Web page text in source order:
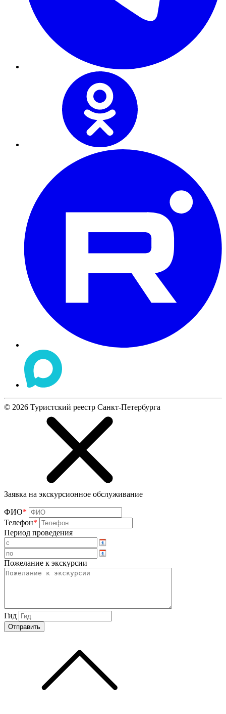
© 2026 Туристский реестр Санкт-Петербурга
Заявка на экскурсионное обслуживание
ФИО*
Телефон*
Период проведения
Пожелание к экскурсии
Гид